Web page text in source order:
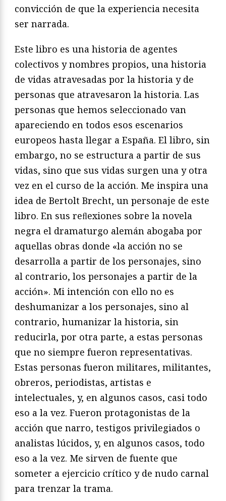
convicción de que la experiencia necesita
ser narrada.
Este libro es una historia de agentes
colectivos y nombres propios, una historia
de vidas atravesadas por la historia y de
personas que atravesaron la historia. Las
personas que hemos seleccionado van
apareciendo en todos esos escenarios
europeos hasta llegar a España. El libro, sin
embargo, no se estructura a partir de sus
vidas, sino que sus vidas surgen una y otra
vez en el curso de la acción. Me inspira una
idea de Bertolt Brecht, un personaje de este
libro. En sus reﬂexiones sobre la novela
negra el dramaturgo alemán abogaba por
aquellas obras donde «la acción no se
desarrolla a partir de los personajes, sino
al contrario, los personajes a partir de la
acción». Mi intención con ello no es
deshumanizar a los personajes, sino al
contrario, humanizar la historia, sin
reducirla, por otra parte, a estas personas
que no siempre fueron representativas.
Estas personas fueron militares, militantes,
obreros, periodistas, artistas e
intelectuales, y, en algunos casos, casi todo
eso a la vez. Fueron protagonistas de la
acción que narro, testigos privilegiados o
analistas lúcidos, y, en algunos casos, todo
eso a la vez. Me sirven de fuente que
someter a ejercicio crítico y de nudo carnal
para trenzar la trama.